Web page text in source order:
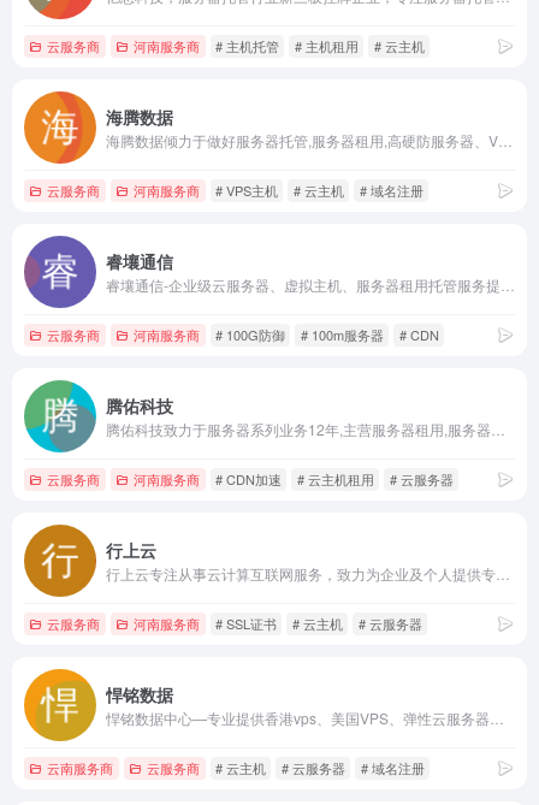
云服务商 河南服务商 # 主机托管 # 主机租用 # 云主机
海腾数据
云服务商 河南服务商 # VPS主机 # 云主机 # 域名注册
睿壤通信
云服务商 河南服务商 # 100G防御 # 100m服务器 # CDN
腾佑科技
云服务商 河南服务商 # CDN加速 # 云主机租用 # 云服务器
行上云
云服务商 河南服务商 # SSL证书 # 云主机 # 云服务器
悍铭数据
云南服务商 云服务商 # 云主机 # 云服务器 # 域名注册